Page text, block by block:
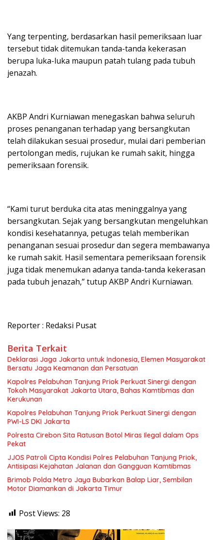
Yang terpenting, berdasarkan hasil pemeriksaan luar
tersebut tidak ditemukan tanda-tanda kekerasan
berupa luka-luka maupun patah tulang pada tubuh
jenazah.
AKBP Andri Kurniawan menegaskan bahwa seluruh
proses penanganan terhadap yang bersangkutan
telah dilakukan sesuai prosedur, mulai dari pemberian
pertolongan medis, rujukan ke rumah sakit, hingga
pemeriksaan forensik.
“Kami turut berduka cita atas meninggalnya yang
bersangkutan. Sejak yang bersangkutan mengeluhkan
kondisi kesehatannya, petugas telah memberikan
penanganan sesuai prosedur dan segera membawanya
ke rumah sakit. Hasil sementara pemeriksaan forensik
juga tidak menemukan adanya tanda-tanda kekerasan
pada tubuh jenazah,” tutup AKBP Andri Kurniawan.
Reporter : Redaksi Pusat
Berita Terkait
Deklarasi Jaga Jakarta untuk Indonesia, Elemen Masyarakat
Bersatu Jaga Keamanan dan Persatuan
Kapolres Pelabuhan Tanjung Priok Perkuat Sinergi dengan
Tokoh Masyarakat Jakarta Utara, Bahas Kamtibmas dan
Kerukunan
Kapolres Pelabuhan Tanjung Priok Perkuat Sinergi dengan
PWI-LS DKI Jakarta
Polresta Cirebon Sita Ratusan Botol Miras Ilegal dalam Ops
Pekat
JJOS Patroli Cipta Kondisi Polres Pelabuhan Tanjung Priok,
Antisipasi Kejahatan Jalanan dan Gangguan Kamtibmas
Brimob Polda Metro Jaya Bubarkan Balap Liar, Sembilan
Motor Diamankan di Jakarta Timur
Post Views: 28